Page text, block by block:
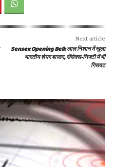
Next article
Sensex Opening Bell: लाल निशान में खुला
भारतीय शेयर बाजार, सेंसेक्स-निफ्टी में भी
गिरावट